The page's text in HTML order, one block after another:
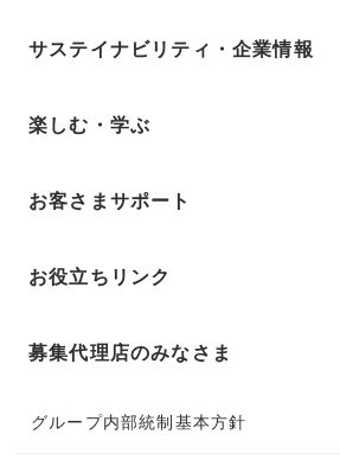
サステイナビリティ・企業情報
楽しむ・学ぶ
お客さまサポート
お役立ちリンク
募集代理店のみなさま
グループ内部統制基本方針